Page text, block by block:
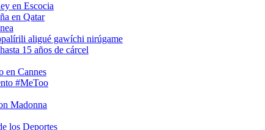
en Escocia
en Qatar
aligué gawíchi nirúgame
15 años de cárcel
en Cannes
#MeToo
Madonna
los Deportes